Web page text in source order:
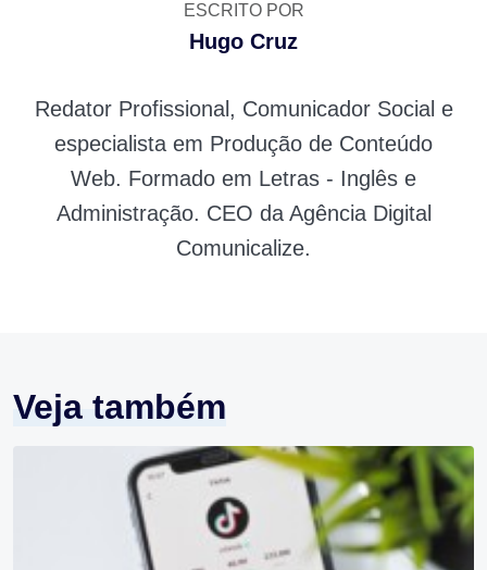
ESCRITO POR
Hugo Cruz
Redator Profissional, Comunicador Social e
especialista em Produção de Conteúdo
Web. Formado em Letras - Inglês e
Administração. CEO da Agência Digital
Comunicalize.
Veja também